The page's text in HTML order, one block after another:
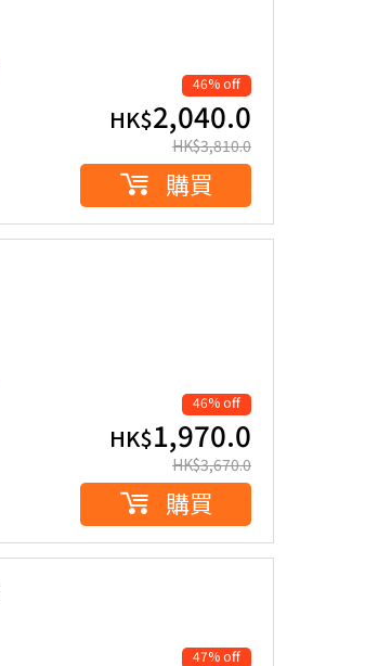
46% off
HK$2,040.0
HK$3,810.0
購買
46% off
HK$1,970.0
HK$3,670.0
購買
47% off